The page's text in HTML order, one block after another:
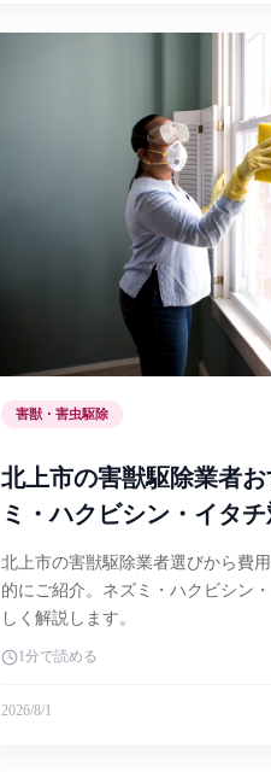
害獣・害虫駆除
北上市の害獣駆除業者
ミ・ハクビシン・イタチ
北上市の害獣駆除業者選びから費
的にご紹介。ネズミ・ハクビシン
しく解説します。
1分で読める
2026/8/1